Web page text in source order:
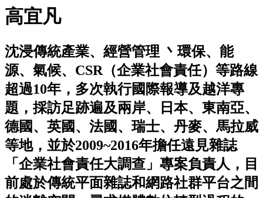
高宜凡
沈浸傳統產業、經營管理 丶環保、能
源、氣候、CSR（企業社會責任）等路線
超過10年，多次執行國際報導及越洋專
題，採訪足跡遍及兩岸、日本、東南亞、
德國、英國、法國、瑞士、丹麥、馬拉威
等地，並於2009~2016年擔任遠見雜誌
「企業社會責任大調查」專案負責人，目
前處於傳統平面雜誌和網路社群平台之間